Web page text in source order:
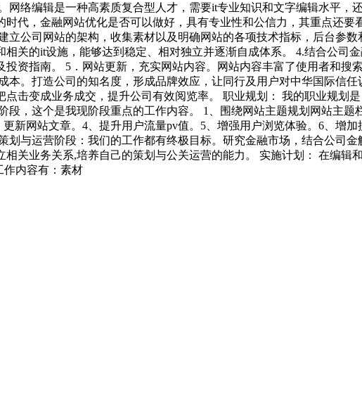
网络编辑是一种高素质复合型人才，需要it专业知识和文字编辑水平，
代，金融网站优化是否可以做好，具有专业性和公信力，其重点还
立公司网站的架构，收集素材以及明确网站的各项技术指标，后台参
关的it设施，能够达到稳定、相对独立并逐渐自成体系。 4.结合公司
资指南。 5．网站更新，充实网站内容。网站内容丰富了使用者和搜
本。打造公司的知名度，形成品牌效应，让同行及用户对中华国际信
击变成业务成交，提升公司有效阅览率。 职业规划： 我的职业规划
，这个是我现阶段重点的工作内容。 1、围绕网站主题规划网站主
新网站文章。4、提升用户流量pv值。5、增强用户浏览体验。6、增
划与运营阶段：我们的工作都有终极目标。研究金融市场，结合公司
关业务关系,培养自己的策划与公关运营的能力。 实施计划： 在编辑
作内容有：素材